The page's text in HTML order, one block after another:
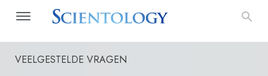
VEELGESTELDE VRAGEN